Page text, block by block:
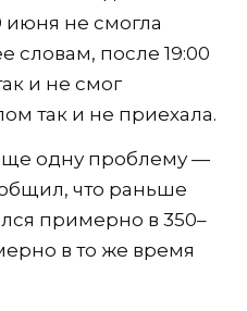
июня не смогла
словам, после 19:00
и не смог
так и не приехала.
одну проблему —
что раньше
примерно в 350–
в то же время